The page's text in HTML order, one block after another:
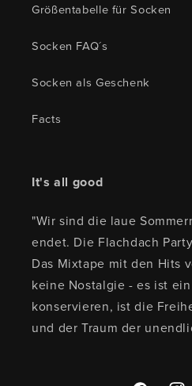
Größentabelle für Socken
Socken FAQ´s
Socken als Geschenk
Facts
It's all good
"Wir sind die laue
endet. Die Flachdach
Das Mixtape mit den Hits
keine Nostalgie - es ist
konservieren, ist die
und der Traum der